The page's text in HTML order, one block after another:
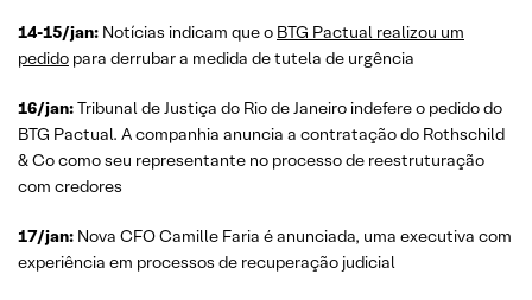
14-15/jan: Notícias indicam que o BTG Pactual realizou um
pedido para derrubar a medida de tutela de urgência
16/jan:Tribunal de Justiça do Rio de Janeiro indefere o pedido do
BTG Pactual. A companhia anuncia a contratação do Rothschild
& Co como seu representante no processo de reestruturação
com credores
17/jan: Nova CFO Camille Faria é anunciada, uma executiva com
experiência em processos de recuperação judicial